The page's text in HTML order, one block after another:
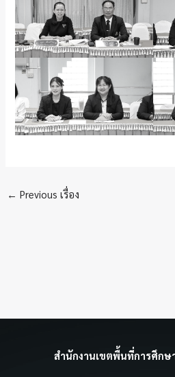
← Previous เรื่อง
สำนักงานเขตพื้นที่การศึก